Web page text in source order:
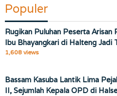
Populer
Rugikan Puluhan Peserta Arisan
Ibu Bhayangkari di Halteng Jadi
1,608 views
Bassam Kasuba Lantik Lima
II, Sejumlah Kepala OPD di